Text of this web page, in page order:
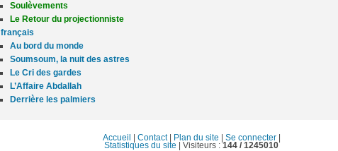
Soulèvements
Le Retour du projectionniste
français
Au bord du monde
Soumsoum, la nuit des astres
Le Cri des gardes
L’Affaire Abdallah
Derrière les palmiers
Accueil Contact| Plan du site Se connecter|
Statistiques du site
Visiteurs :144 / 1245010